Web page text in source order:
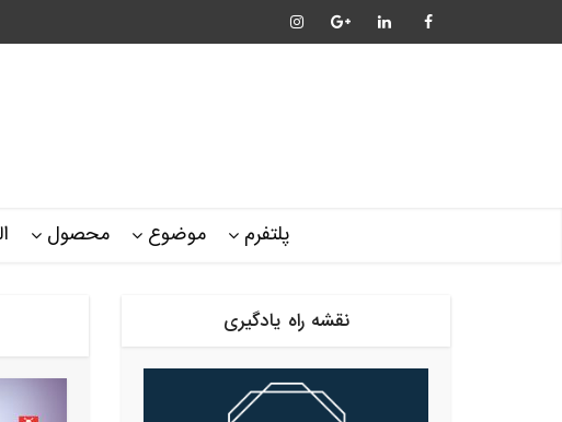
پلتفرم موضوع محصول
نقشه راه یادگیری